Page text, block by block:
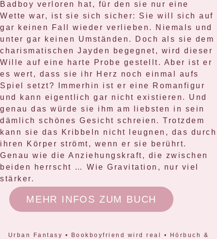
Badboy verloren hat, für den sie nur eine
Wette war, ist sie sich sicher: Sie will sich auf
gar keinen Fall wieder verlieben. Niemals und
unter gar keinen Umständen. Doch als sie dem
charismatischen Jayden begegnet, wird dieser
Wille auf eine harte Probe gestellt. Aber ist er
es wert, dass sie ihr Herz noch einmal aufs
Spiel setzt? Immerhin ist er eine Romanfigur
und kann eigentlich gar nicht existieren. Und
genau das würde sie ihm am liebsten in sein
dämlich schönes Gesicht schreien. Trotzdem
kann sie das Kribbeln nicht leugnen, das durch
ihren Körper strömt, wenn er sie berührt.
Genau wie die Anziehungskraft, die zwischen
beiden herrscht … Wie Gravitation, nur viel
stärker.
MEHR INFOS ZUM BUCH
Urban Fantasy • Bookboyfriend wird real • Hörbuch &